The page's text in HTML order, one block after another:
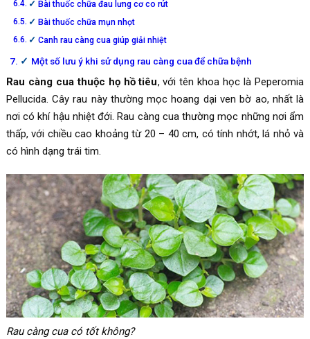
Bài thuốc chữa đau lưng cơ co rút
Bài thuốc chữa mụn nhọt
Canh rau càng cua giúp giải nhiệt
Một số lưu ý khi sử dụng rau càng cua để chữa bệnh
Rau càng cua thuộc họ hồ tiêu, với tên khoa học là Peperomia
Pellucida. Cây rau này thường mọc hoang dại ven bờ ao, nhất là
nơi có khí hậu nhiệt đới. Rau càng cua thường mọc những nơi ẩm
thấp, với chiều cao khoảng từ 20 – 40 cm, có tính nhớt, lá nhỏ và
có hình dạng trái tim.
Rau càng cua có tốt không?